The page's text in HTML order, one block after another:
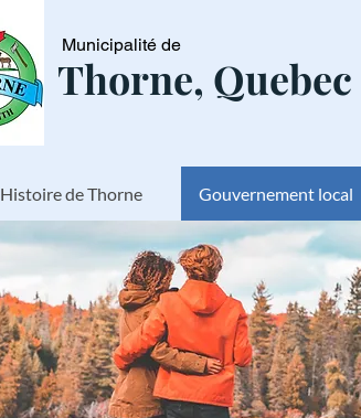
Municipalité de
Thorne, Quebec
Histoire de Thorne Gouvernement local